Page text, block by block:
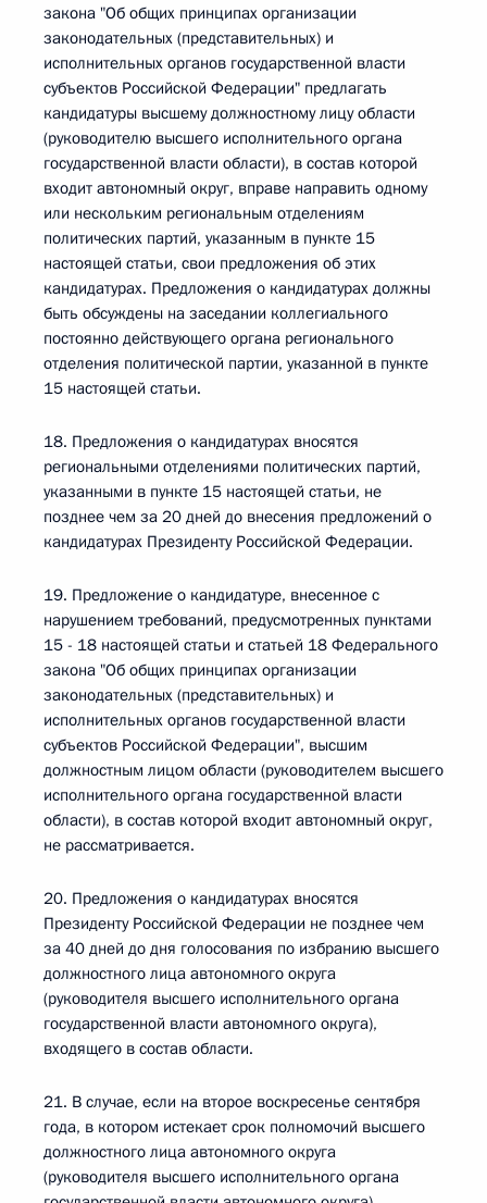
закона "Об общих принципах организации
законодательных (представительных) и
исполнительных органов государственной власти
субъектов Российской Федерации" предлагать
кандидатуры высшему должностному лицу области
(руководителю высшего исполнительного органа
государственной власти области), в состав которой
входит автономный округ, вправе направить одному
или нескольким региональным отделениям
политических партий, указанным в пункте 15
настоящей статьи, свои предложения об этих
кандидатурах. Предложения о кандидатурах должны
быть обсуждены на заседании коллегиального
постоянно действующего органа регионального
отделения политической партии, указанной в пункте
15 настоящей статьи.
18. Предложения о кандидатурах вносятся
региональными отделениями политических партий,
указанными в пункте 15 настоящей статьи, не
позднее чем за 20 дней до внесения предложений о
кандидатурах Президенту Российской Федерации.
19. Предложение о кандидатуре, внесенное с
нарушением требований, предусмотренных пунктами
15 - 18 настоящей статьи и статьей 18 Федерального
закона "Об общих принципах организации
законодательных (представительных) и
исполнительных органов государственной власти
субъектов Российской Федерации", высшим
должностным лицом области (руководителем высшего
исполнительного органа государственной власти
области), в состав которой входит автономный округ,
не рассматривается.
20. Предложения о кандидатурах вносятся
Президенту Российской Федерации не позднее чем
за 40 дней до дня голосования по избранию высшего
должностного лица автономного округа
(руководителя высшего исполнительного органа
государственной власти автономного округа),
входящего в состав области.
21. В случае, если на второе воскресенье сентября
года, в котором истекает срок полномочий высшего
должностного лица автономного округа
(руководителя высшего исполнительного органа